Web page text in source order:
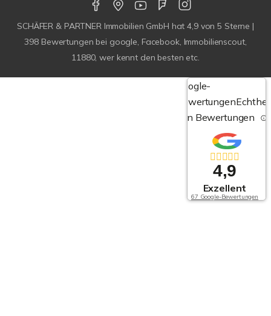
SCHÄFER & PARTNER Immobilien GmbH hat4,9von5 Sterne |
398 Bewertungen bei google, Facebook, Immobilienscout,
11880, wer kennt den besten etc.
Google-
Bewertungen
von Bewertungen
4,9
Exzellent
67 Google-Bewertungen